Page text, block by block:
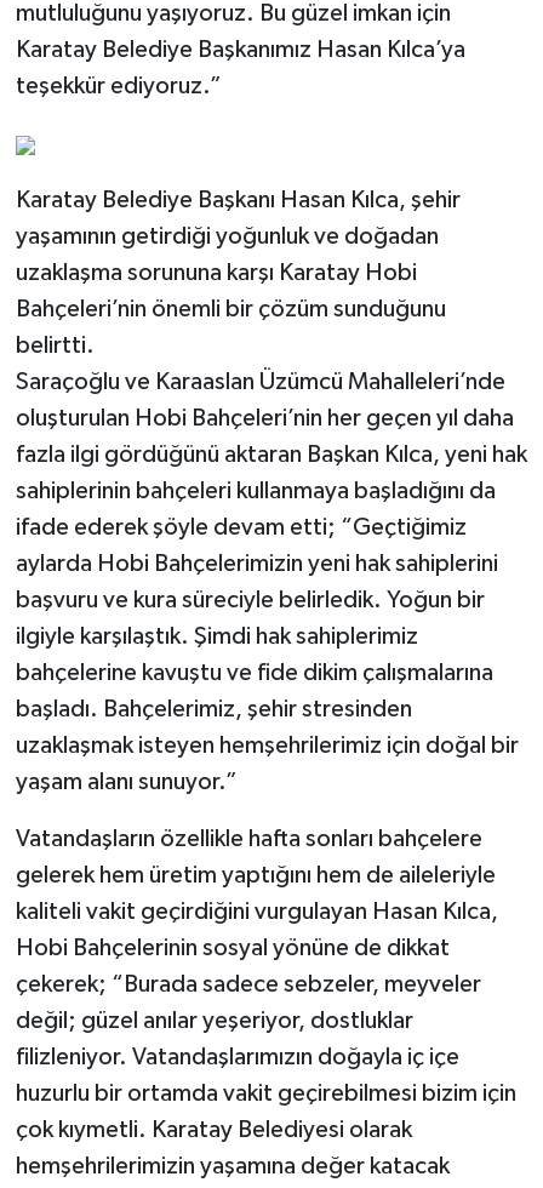
mutluluğunu yaşıyoruz. Bu güzel imkan için
Karatay Belediye Başkanımız Hasan Kılca’ya
teşekkür ediyoruz.”
Karatay Belediye Başkanı Hasan Kılca, şehir
yaşamının getirdiği yoğunluk ve doğadan
uzaklaşma sorununa karşı Karatay Hobi
Bahçeleri’nin önemli bir çözüm sunduğunu
belirtti.
Saraçoğlu ve Karaaslan Üzümcü Mahalleleri’nde
oluşturulan Hobi Bahçeleri’nin her geçen yıl daha
fazla ilgi gördüğünü aktaran Başkan Kılca, yeni hak
sahiplerinin bahçeleri kullanmaya başladığını da
ifade ederek şöyle devam etti; “Geçtiğimiz
aylarda Hobi Bahçelerimizin yeni hak sahiplerini
başvuru ve kura süreciyle belirledik. Yoğun bir
ilgiyle karşılaştık. Şimdi hak sahiplerimiz
bahçelerine kavuştu ve fide dikim çalışmalarına
başladı. Bahçelerimiz, şehir stresinden
uzaklaşmak isteyen hemşehrilerimiz için doğal bir
yaşam alanı sunuyor.”
Vatandaşların özellikle hafta sonları bahçelere
gelerek hem üretim yaptığını hem de aileleriyle
kaliteli vakit geçirdiğini vurgulayan Hasan Kılca,
Hobi Bahçelerinin sosyal yönüne de dikkat
çekerek; “Burada sadece sebzeler, meyveler
değil; güzel anılar yeşeriyor, dostluklar
filizleniyor. Vatandaşlarımızın doğayla iç içe
huzurlu bir ortamda vakit geçirebilmesi bizim için
çok kıymetli. Karatay Belediyesi olarak
hemşehrilerimizin yaşamına değer katacak